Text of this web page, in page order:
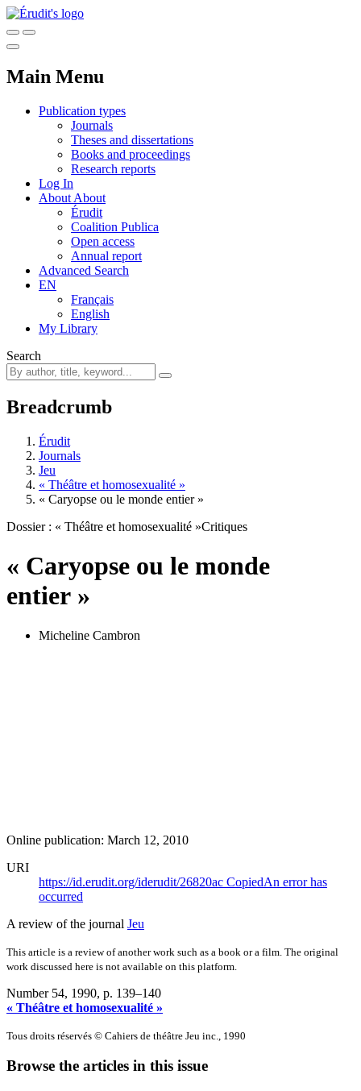
Main Menu
Publication types
Journals
Theses and dissertations
Books and proceedings
Research reports
Log In
About About
Érudit
Coalition Publica
Open access
Annual report
Advanced Search
EN
Français
English
My Library
Search
Breadcrumb
Érudit
Journals
Jeu
« Théâtre et homosexualité »
« Caryopse ou le monde entier »
Dossier : « Théâtre et homosexualité »Critiques
« Caryopse ou le monde
entier »
Micheline Cambron
Online publication: March 12, 2010
URI
https://id.erudit.org/iderudit/26820ac CopiedAn error has
occurred
A review of the journal Jeu
This article is a review of another work such as a book or a film. The original
work discussed here is not available on this platform.
Number 54, 1990, p. 139–140
« Théâtre et homosexualité »
Tous droits réservés © Cahiers de théâtre Jeu inc., 1990
Browse the articles in this issue